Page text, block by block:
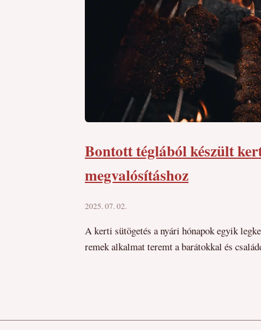
Bontott téglából készült
megvalósításhoz
2025. 07. 02.
A kerti sütögetés a nyári hónapok egyik
remek alkalmat teremt a barátokkal és